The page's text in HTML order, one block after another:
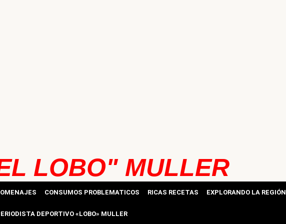
LOBO" MULLER
CONSUMOS PROBLEMATICOS RICAS RECETAS EXPLORANDO LA REGIÓN
DEPORTIVO «LOBO» MULLER